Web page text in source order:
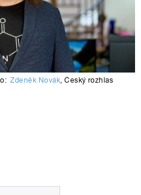
Zdeněk Novák,Český rozhlas